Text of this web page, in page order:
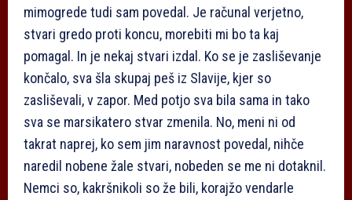
mimogrede tudi sam povedal. Je računal verjetno,
stvari gredo proti koncu, morebiti mi bo ta kaj
pomagal. In je nekaj stvari izdal. Ko se je zasliševanje
končalo, sva šla skupaj peš iz Slavije, kjer so
zasliševali, v zapor. Med potjo sva bila sama in tako
sva se marsikatero stvar zmenila. No, meni ni od
takrat naprej, ko sem jim naravnost povedal, nihče
naredil nobene žale stvari, nobeden se me ni dotaknil.
Nemci so, kakršnikoli so že bili, korajžo vendarle